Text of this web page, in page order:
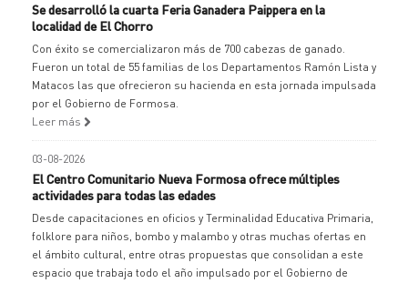
Se desarrolló la cuarta Feria Ganadera Paippera en la
localidad de El Chorro
Con éxito se comercializaron más de 700 cabezas de ganado.
Fueron un total de 55 familias de los Departamentos Ramón Lista y
Matacos las que ofrecieron su hacienda en esta jornada impulsada
por el Gobierno de Formosa.
Leer más
03-08-2026
El Centro Comunitario Nueva Formosa ofrece múltiples
actividades para todas las edades
Desde capacitaciones en oficios y Terminalidad Educativa Primaria,
folklore para niños, bombo y malambo y otras muchas ofertas en
el ámbito cultural, entre otras propuestas que consolidan a este
espacio que trabaja todo el año impulsado por el Gobierno de